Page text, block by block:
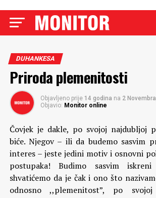
DUHANKESA
Priroda plemenitosti
Objavljeno prije 14 godina na 2
Objavio: Monitor online
Čovjek je dakle, po svojoj najdubljoj
biće. Njegov – ili da budemo sasvim
interes – jeste jedini motiv i osnovni
postupaka! Budimo sasvim
shvatićemo da je čak i ono što
odnosno ,,plemenitost”, po